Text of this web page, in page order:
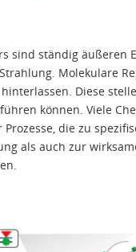
sind ständig äußeren
Molekulare
Diese
können. Viele
die zu
als auch zur